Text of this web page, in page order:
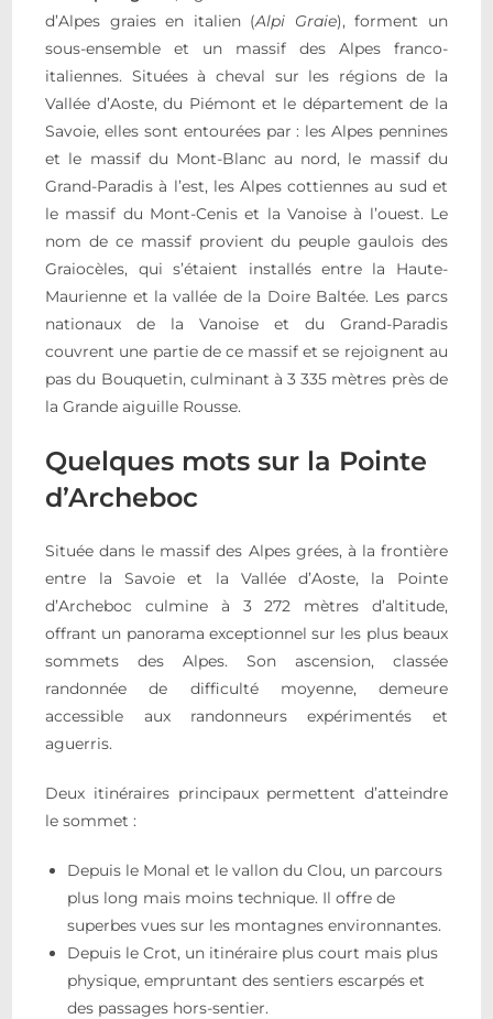
d’Alpes graies en italien (Alpi Graie), forment un
sous-ensemble et un massif des Alpes franco-
italiennes. Situées à cheval sur les régions de la
Vallée d’Aoste, du Piémont et le département de la
Savoie, elles sont entourées par : les Alpes pennines
et le massif du Mont-Blanc au nord, le massif du
Grand-Paradis à l’est, les Alpes cottiennes au sud et
le massif du Mont-Cenis et la Vanoise à l’ouest. Le
nom de ce massif provient du peuple gaulois des
Graiocèles, qui s’étaient installés entre la Haute-
Maurienne et la vallée de la Doire Baltée. Les parcs
nationaux de la Vanoise et du Grand-Paradis
couvrent une partie de ce massif et se rejoignent au
pas du Bouquetin, culminant à 3 335 mètres près de
la Grande aiguille Rousse.
Quelques mots sur la Pointe
d’Archeboc
Située dans le massif des Alpes grées, à la frontière
entre la Savoie et la Vallée d’Aoste, la Pointe
d’Archeboc culmine à 3 272 mètres d’altitude,
offrant un panorama exceptionnel sur les plus beaux
sommets des Alpes. Son ascension, classée
randonnée de difficulté moyenne, demeure
accessible aux randonneurs expérimentés et
aguerris.
Deux itinéraires principaux permettent d’atteindre
le sommet :
Depuis le Monal et le vallon du Clou, un parcours
plus long mais moins technique. Il offre de
superbes vues sur les montagnes environnantes.
Depuis le Crot, un itinéraire plus court mais plus
physique, empruntant des sentiers escarpés et
des passages hors-sentier.